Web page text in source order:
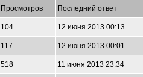
Просмотров Последний ответ
104 12 июня 2013 00:13
117 12 июня 2013 00:01
518 11 июня 2013 23:34